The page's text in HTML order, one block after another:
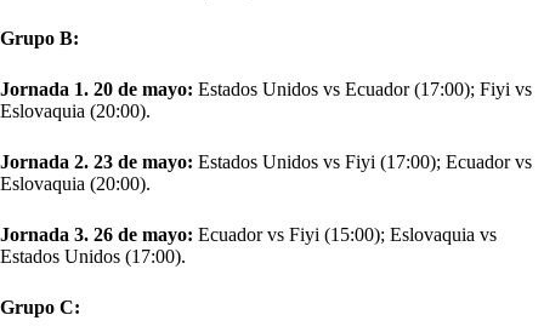
Grupo B:
Jornada 1. 20 de mayo: Estados Unidos vs Ecuador (17:00); Fiyi vs
Eslovaquia (20:00).
Jornada 2. 23 de mayo: Estados Unidos vs Fiyi (17:00); Ecuador vs
Eslovaquia (20:00).
Jornada 3. 26 de mayo: Ecuador vs Fiyi (15:00); Eslovaquia vs
Estados Unidos (17:00).
Grupo C: